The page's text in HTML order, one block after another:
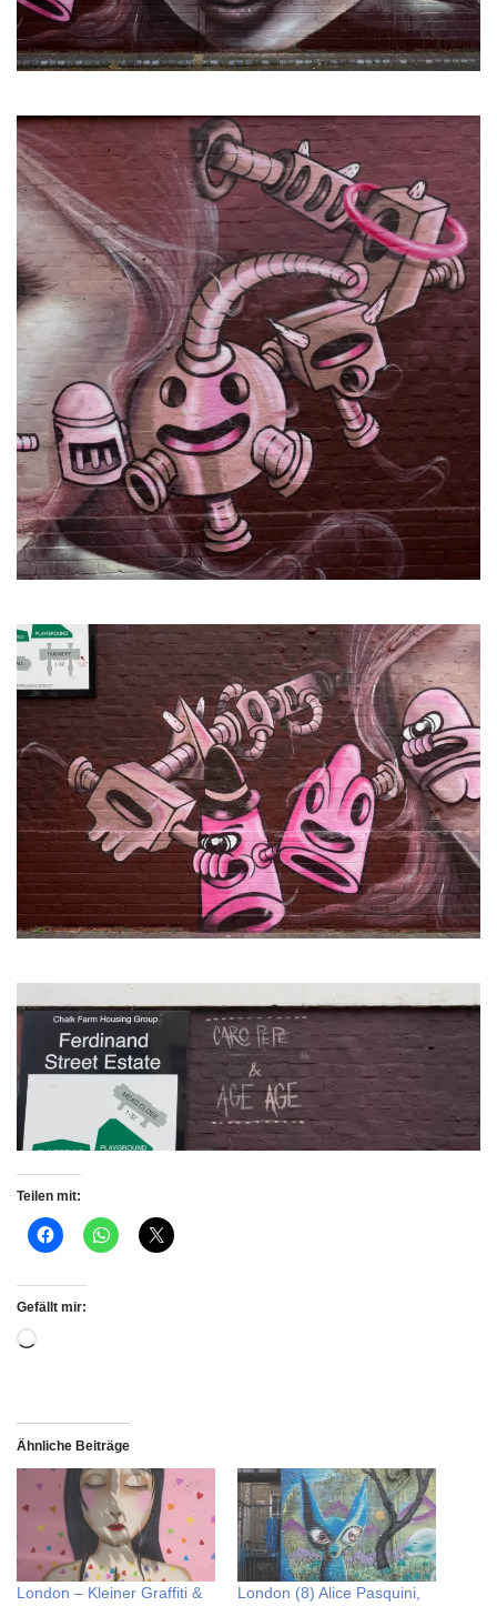
Teilen mit:
Gefällt mir:
Ähnliche Beiträge
London – Kleiner Graffiti & London (8) Alice Pasquini,